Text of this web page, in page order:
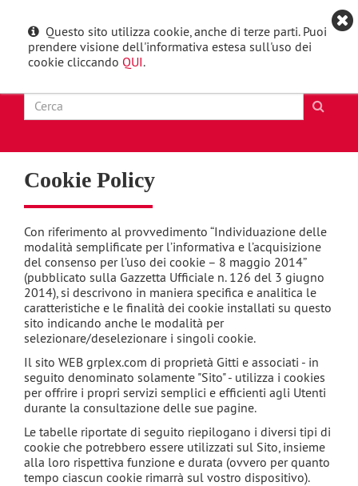
Questo sito utilizza cookie, anche di terze parti. Puoi
prendere visione dell'informativa estesa sull'uso dei
cookie cliccando QUI.
English
Toggle
Cookie Policy
Con riferimento al provvedimento “Individuazione delle
modalità semplificate per l’informativa e l’acquisizione
del consenso per l’uso dei cookie – 8 maggio 2014”
(pubblicato sulla Gazzetta Ufficiale n. 126 del 3 giugno
2014), si descrivono in maniera specifica e analitica le
caratteristiche e le finalità dei cookie installati su questo
sito indicando anche le modalità per
selezionare/deselezionare i singoli cookie.
Il sito WEB grplex.com di proprietà Gitti e associati - in
seguito denominato solamente "Sito" - utilizza i cookies
per offrire i propri servizi semplici e efficienti agli Utenti
durante la consultazione delle sue pagine.
Le tabelle riportate di seguito riepilogano i diversi tipi di
cookie che potrebbero essere utilizzati sul Sito, insieme
alla loro rispettiva funzione e durata (ovvero per quanto
tempo ciascun cookie rimarrà sul vostro dispositivo).